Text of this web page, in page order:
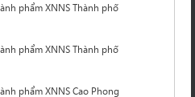
phẩm XNNS Thành phố
phẩm XNNS Thành phố
phẩm XNNS Cao Phong